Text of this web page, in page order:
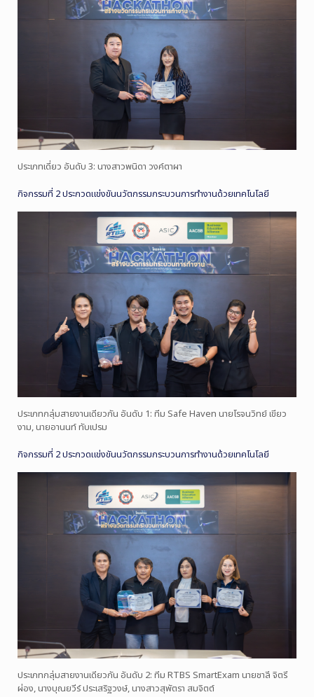
ประเภทเดี่ยว อันดับ 3: นางสาวพนิดา วงค์ตาผา
กิจกรรมที่ 2 ประกวดแข่งขันนวัตกรรมกระบวนการทำงานด้วยเทคโนโลยี
ประเภทกลุ่มสายงานเดียวกัน อันดับ 1: ทีม Safe Haven นายโรจนวิทย์ เขียว
งาม, นายอานนท์ ทับเปรม
กิจกรรมที่ 2 ประกวดแข่งขันนวัตกรรมกระบวนการทำงานด้วยเทคโนโลยี
ประเภทกลุ่มสายงานเดียวกัน อันดับ 2: ทีม RTBS SmartExam นายชาลี จิตรี
ผ่อง, นางบุณยวีร์ ประเสริฐวงษ์, นางสาวสุพัตรา สมจิตต์